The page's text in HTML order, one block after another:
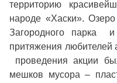
территорию
народе «Хаски».
Загородного парка
притяжения любителей
проведения акции
мешков мусора –